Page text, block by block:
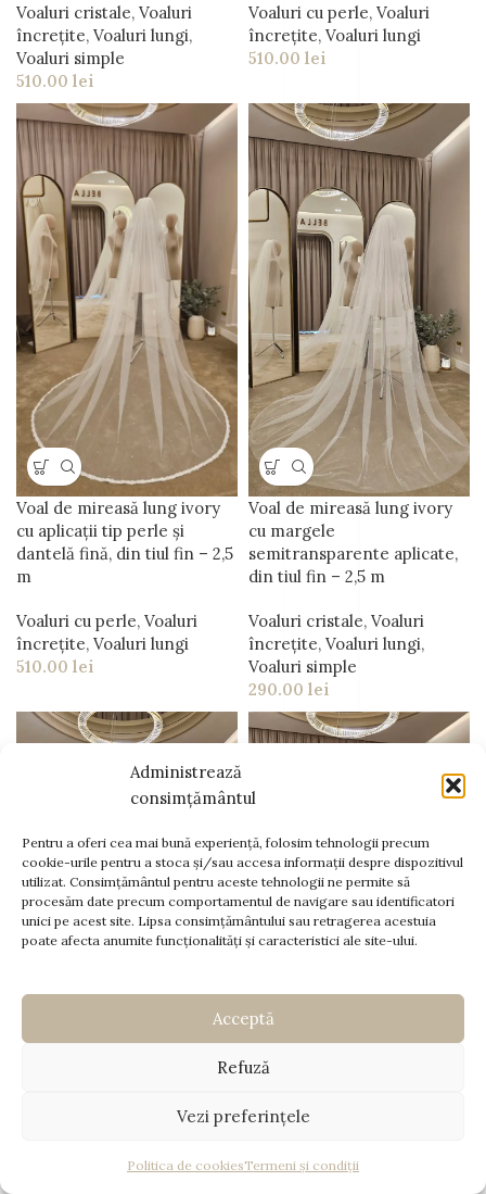
Administrează
consimțământul
Pentru a oferi cea mai bună experiență, folosim tehnologii precum
cookie-urile pentru a stoca și/sau accesa informații despre dispozitivul
utilizat. Consimțământul pentru aceste tehnologii ne permite să
procesăm date precum comportamentul de navigare sau identificatori
unici pe acest site. Lipsa consimțământului sau retragerea acestuia
poate afecta anumite funcționalități și caracteristici ale site-ului.
Acceptă
Refuză
Vezi preferințele
Politica de cookiesTermeni și condiții
Voaluri cristale, Voaluri
încrețite, Voaluri lungi,
Voaluri simple
510.00 lei
Voaluri cu perle, Voaluri
încrețite, Voaluri lungi
510.00 lei
Voal de mireasă lung ivory
cu aplicații tip perle și
dantelă fină, din tiul fin – 2,5
m
Voaluri cu perle, Voaluri
încrețite, Voaluri lungi
510.00 lei
Voal de mireasă lung ivory
cu margele
semitransparente aplicate,
din tiul fin – 2,5 m
Voaluri cristale, Voaluri
încrețite, Voaluri lungi,
Voaluri simple
290.00 lei
Voal de mireasă lung ivory
conturată și mărgele fine –
Voal de mireasă lung ivory
Chantilly amplă – 2,5 m